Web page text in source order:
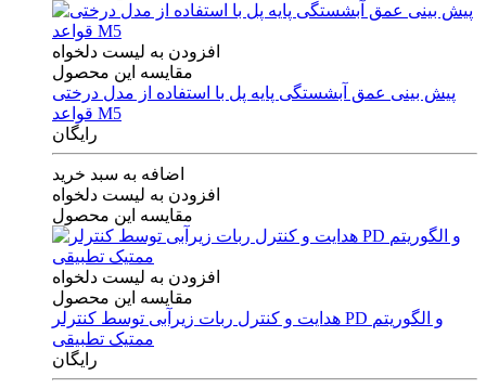
افزودن به لیست دلخواه
مقایسه این محصول
پیش بینی عمق آبشستگی پایه پل با استفاده از مدل درختی
قواعد M5
رایگان
اضافه به سبد خرید
افزودن به لیست دلخواه
مقایسه این محصول
افزودن به لیست دلخواه
مقایسه این محصول
هدایت و کنترل ربات زیرآبی توسط کنترلر PD و الگوریتم
ممتیک تطبیقی
رایگان